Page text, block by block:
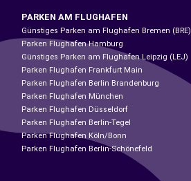
PARKEN AM FLUGHAFEN
Günstiges Parken am Flughafen Bremen (BRE)
Parken Flughafen Hamburg
Günstiges Parken am Flughafen Leipzig (LEJ)
Parken Flughafen Frankfurt Main
Parken Flughafen Berlin Brandenburg
Parken Flughafen München
Parken Flughafen Düsseldorf
Parken Flughafen Berlin-Tegel
Parken Flughafen Köln/Bonn
Parken Flughafen Berlin-Schönefeld